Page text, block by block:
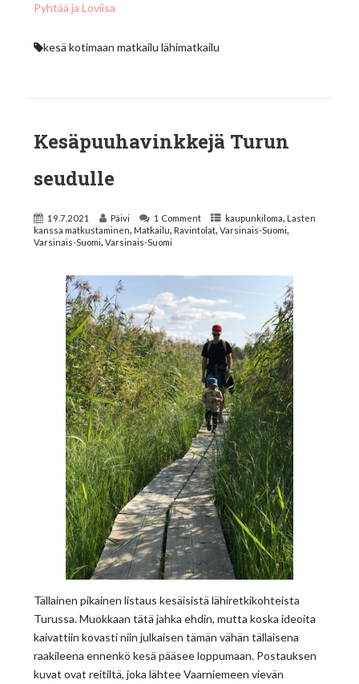
Pyhtää ja Loviisa
kesä kotimaan matkailu lähimatkailu
Kesäpuuhavinkkejä Turun
seudulle
19.7.2021 Päivi 1 Comment kaupunkiloma,Lasten
kanssa matkustaminen,Matkailu,Ravintolat,Varsinais-Suomi,
Varsinais-Suomi,Varsinais-Suomi
Tällainen pikainen listaus kesäisistä lähiretkikohteista
Turussa. Muokkaan tätä jahka ehdin, mutta koska ideoita
kaivattiin kovasti niin julkaisen tämän vähän tällaisena
raakileena ennenkö kesä pääsee loppumaan. Postauksen
kuvat ovat reitiltä, joka lähtee Vaarniemeen vievän